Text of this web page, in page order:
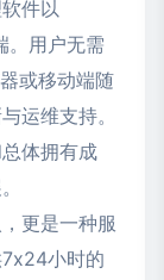
件以
。用户无需
或移动端随
运维支持。
体拥有成
更是一种服
小时的